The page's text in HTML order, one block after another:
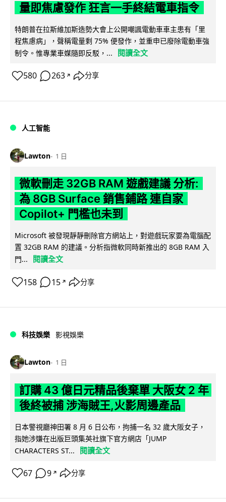
量即焦慮發作 狂言一手終結電車指令
特朗普在拉斯維加斯造勢大會上公開嘲諷電動車車主患有「里
程焦慮病」，聲稱電量剩 75% 便發作，並重申已廢除電動車強
制令。惟專業車媒隨即反駁，...
閱讀全文
580 263 ↗ 分享
人工智能
Lawton 1 日
微軟刪走 32GB RAM 遊戲建議 分析:
為 8GB Surface 銷售鋪路 連自家
Copilot+ 門檻也未到
Microsoft 被發現靜靜刪除官方網站上，對遊戲玩家要為電腦配
置 32GB RAM 的建議。分析指微軟同時新推出的 8GB RAM 入
門...
閱讀全文
158 15 ↗ 分享
科技娛樂 影視娛樂
Lawton 1 日
訂購 43 億日元精品後棄單 大阪女 2 年
後終被捕 涉海賊王,火影周邊產品
日本警視廳神田署 8 月 6 日公布，拘捕一名 32 歲大阪女子，
指她涉嫌在出版巨頭集英社旗下官方網店「JUMP
CHARACTERS ST...
閱讀全文
67 9 ↗ 分享